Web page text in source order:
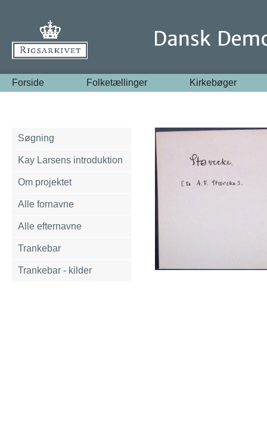
Forside Folketællinger Kirkebøger
Søgning
Kay Larsens introduktion
Om projektet
Alle fornavne
Alle efternavne
Trankebar
Trankebar - kilder